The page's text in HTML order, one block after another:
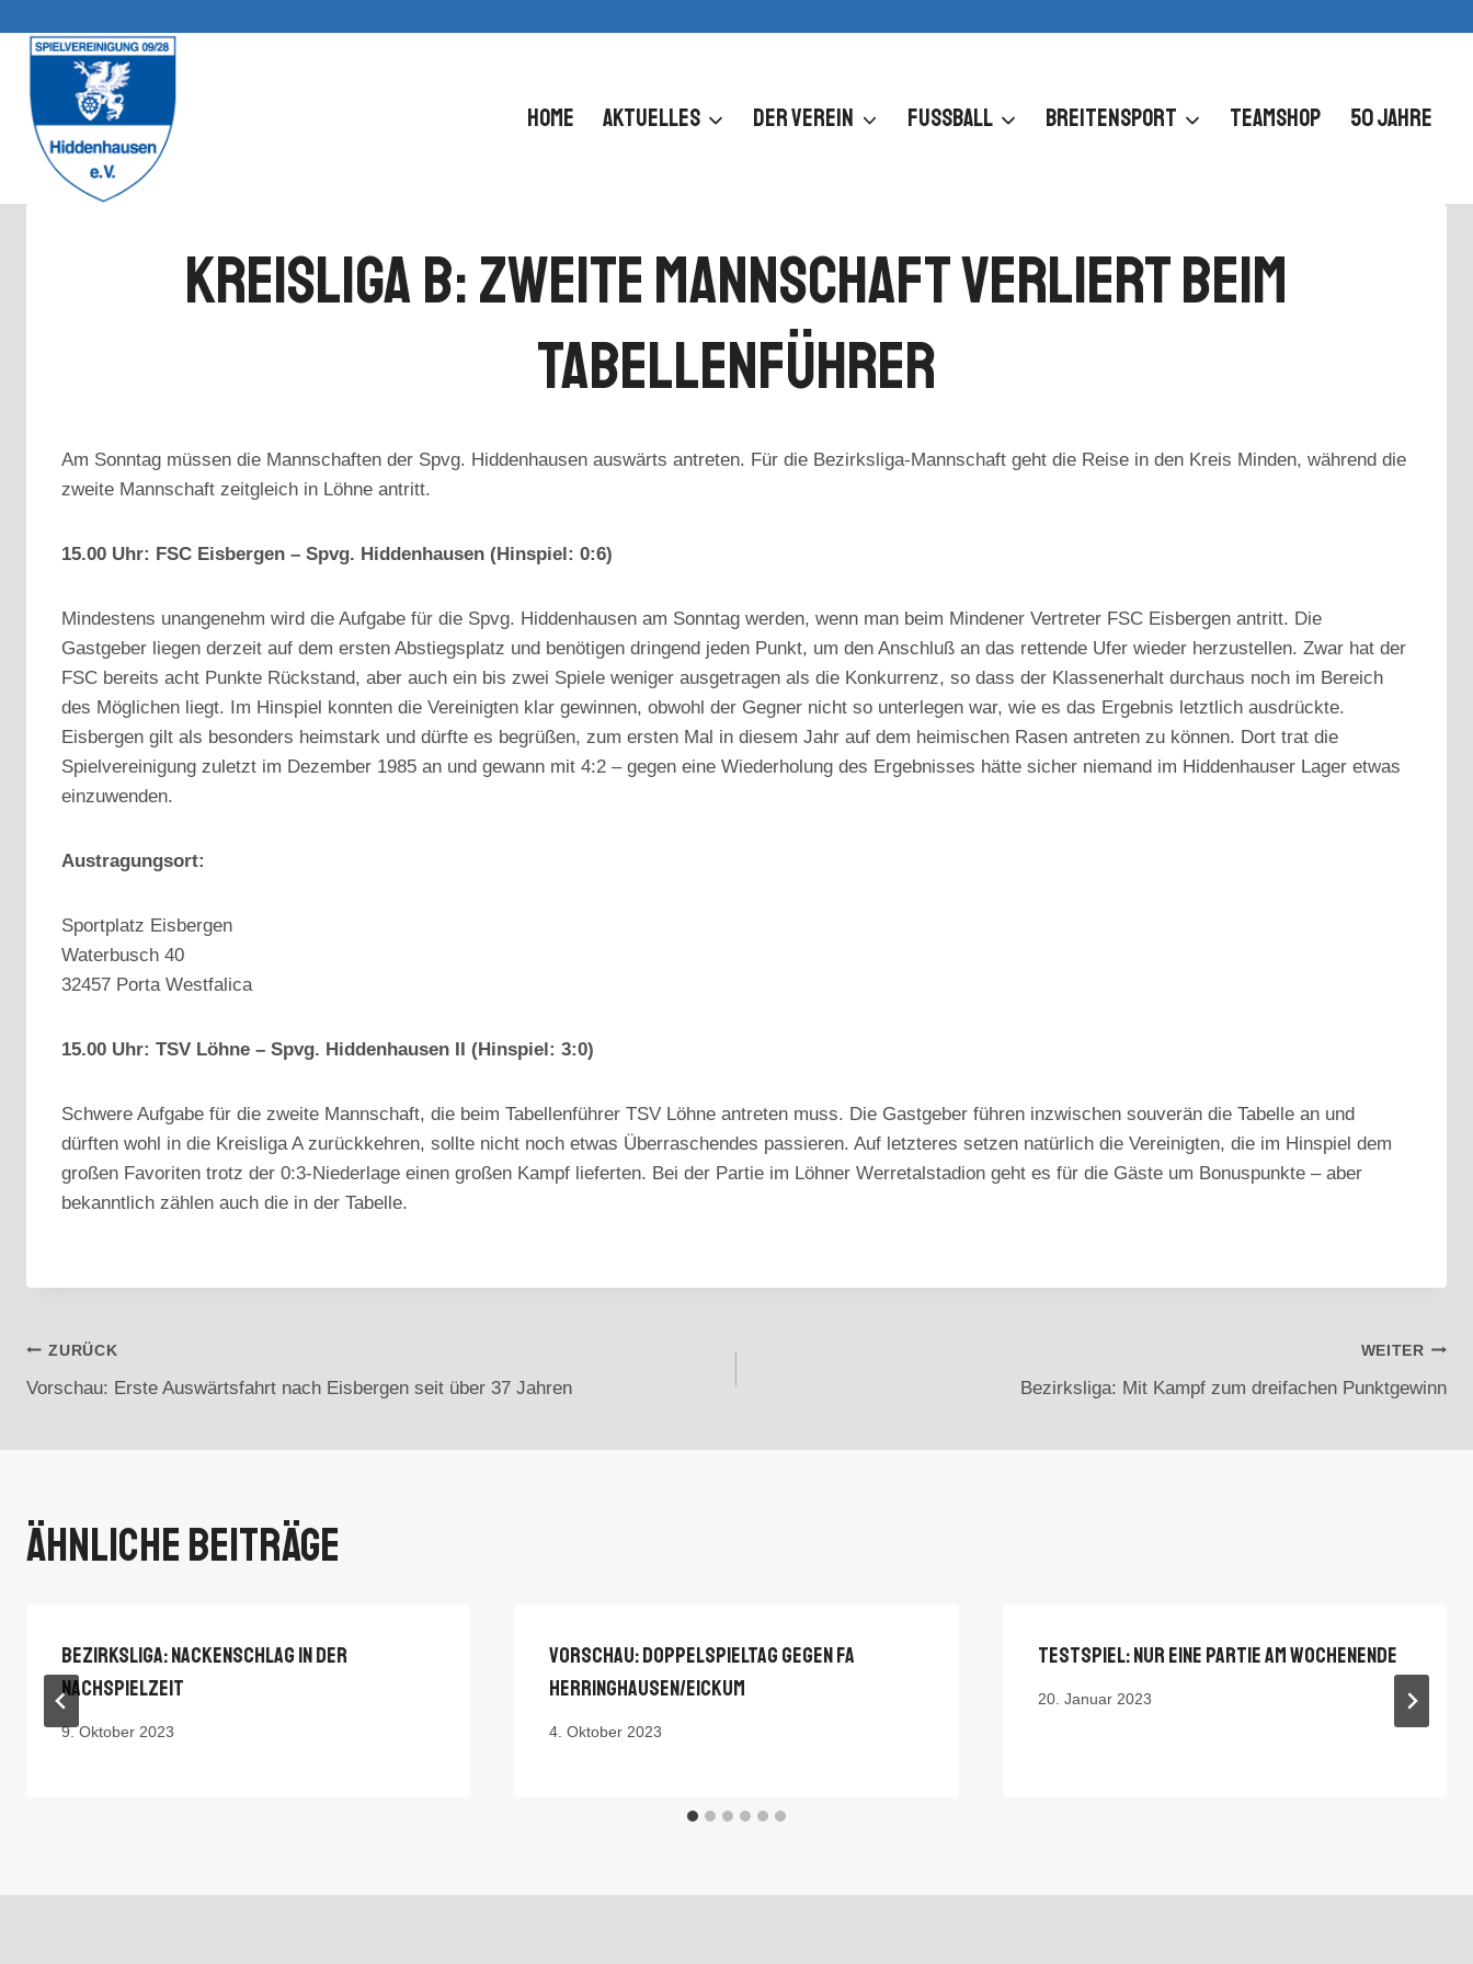
Inhalt
HOME AKTUELLES DER VEREIN FUSSBALL BREITENSPORT TEAMSHOP 50 JAHRE
Kreisliga B: Zweite Mannschaft Verliert Beim
Tabellenführer
Am Sonntag müssen die Mannschaften der Spvg. Hiddenhausen auswärts antreten. Für die Bezirksliga-Mannschaft geht die Reise in den Kreis Minden, während die
zweite Mannschaft zeitgleich in Löhne antritt.
15.00 Uhr: FSC Eisbergen – Spvg. Hiddenhausen (Hinspiel: 0:6)
Mindestens unangenehm wird die Aufgabe für die Spvg. Hiddenhausen am Sonntag werden, wenn man beim Mindener Vertreter FSC Eisbergen antritt. Die
Gastgeber liegen derzeit auf dem ersten Abstiegsplatz und benötigen dringend jeden Punkt, um den Anschluß an das rettende Ufer wieder herzustellen. Zwar hat der
FSC bereits acht Punkte Rückstand, aber auch ein bis zwei Spiele weniger ausgetragen als die Konkurrenz, so dass der Klassenerhalt durchaus noch im Bereich
des Möglichen liegt. Im Hinspiel konnten die Vereinigten klar gewinnen, obwohl der Gegner nicht so unterlegen war, wie es das Ergebnis letztlich ausdrückte.
Eisbergen gilt als besonders heimstark und dürfte es begrüßen, zum ersten Mal in diesem Jahr auf dem heimischen Rasen antreten zu können. Dort trat die
Spielvereinigung zuletzt im Dezember 1985 an und gewann mit 4:2 – gegen eine Wiederholung des Ergebnisses hätte sicher niemand im Hiddenhauser Lager etwas
einzuwenden.
Austragungsort:
Sportplatz Eisbergen
Waterbusch 40
32457 Porta Westfalica
15.00 Uhr: TSV Löhne – Spvg. Hiddenhausen II (Hinspiel: 3:0)
Schwere Aufgabe für die zweite Mannschaft, die beim Tabellenführer TSV Löhne antreten muss. Die Gastgeber führen inzwischen souverän die Tabelle an und
dürften wohl in die Kreisliga A zurückkehren, sollte nicht noch etwas Überraschendes passieren. Auf letzteres setzen natürlich die Vereinigten, die im Hinspiel dem
großen Favoriten trotz der 0:3-Niederlage einen großen Kampf lieferten. Bei der Partie im Löhner Werretalstadion geht es für die Gäste um Bonuspunkte – aber
bekanntlich zählen auch die in der Tabelle.
Beitragsnavigation
ZURÜCK
Vorschau: Erste Auswärtsfahrt nach Eisbergen seit über 37 Jahren
WEITER
Bezirksliga: Mit Kampf zum dreifachen Punktgewinn
Ähnliche Beiträge
Bezirksliga: Nackenschlag In Der
Nachspielzeit
9. Oktober 2023
Vorschau: Doppelspieltag Gegen FA
Herringhausen/Eickum
4. Oktober 2023
Testspiel: Nur Eine Partie Am Wochenende
20. Januar 2023